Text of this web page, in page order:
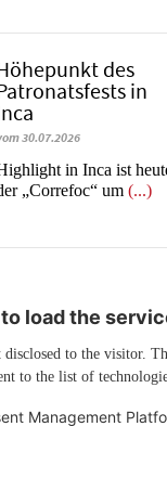
des
in
30.07.2026
in Inca ist
„Correfoc“ um(...)
load the
to the visitor.
to the list of
Management